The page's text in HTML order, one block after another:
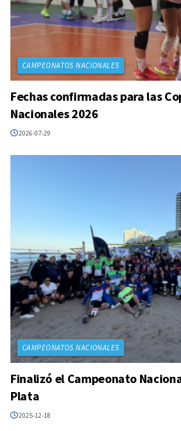
CAMPEONATOS NACIONALES
Fechas confirmadas para las
Nacionales 2026
2026-07-29
CAMPEONATOS NACIONALES
Finalizó el Campeonato
Plata
2025-12-18